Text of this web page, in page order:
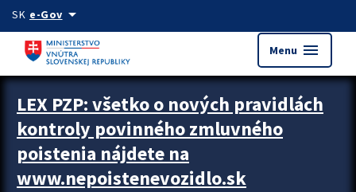
Preskocit na hlavný obsah
SK e-Govarrow_drop_down
Menu menu
Zastavit automatický posun upútavok
LEX PZP: všetko o nových pravidlách
kontroly povinného zmluvného
poistenia nájdete na
www.nepoistenevozidlo.sk